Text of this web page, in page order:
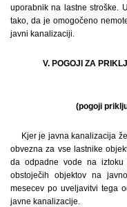
uporabnik na lastne stroške.
tako, da je omogočeno
javni kanalizaciji.
V. POGOJI ZA
(pogoji
Kjer je javna kanalizacija
obvezna za vse lastnike
da odpadne vode na iztoku
obstoječih objektov na
mesecev po uveljavitvi tega
javne kanalizacije.